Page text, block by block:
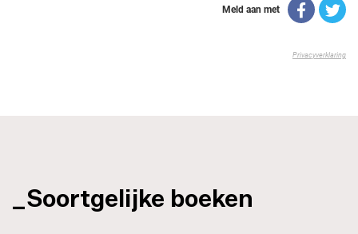
_Soortgelijke boeken